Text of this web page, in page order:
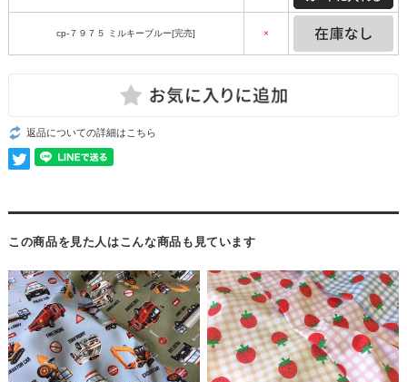
cp-７９７５ ミルキーブルー[完売] ×
返品についての詳細はこちら
この商品を見た人はこんな商品も見ています